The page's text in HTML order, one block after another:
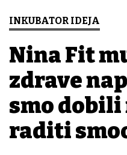
INKUBATOR IDEJA
Nina Fit
zdrave
smo
raditi